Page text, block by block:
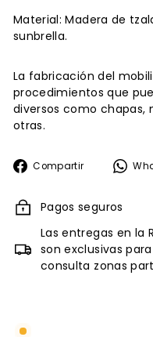
Material: Madera de
sunbrella.
La fabricación del
procedimientos que
diversos como chapas,
otras.
Compartir
Pagos seguros
Las entregas en la
son exclusivas
consulta zonas